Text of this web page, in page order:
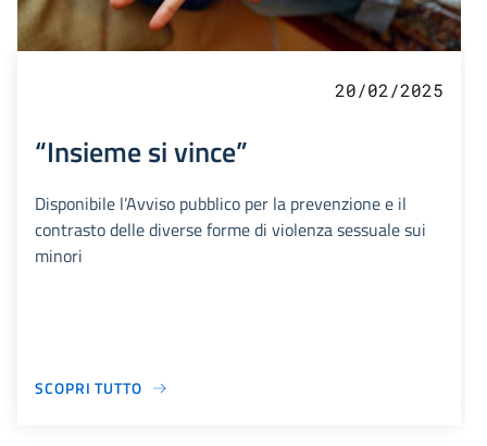
20/02/2025
“Insieme si vince”
Disponibile l’Avviso pubblico per la prevenzione e il
contrasto delle diverse forme di violenza sessuale sui
minori
SCOPRI TUTTO